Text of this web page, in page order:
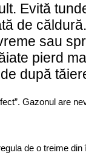
Evită
de
sau
pierd
după
Gazonul are
de o treime